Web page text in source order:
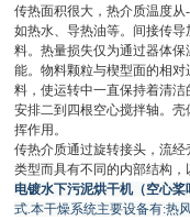
传热面积很大，热介质温度
如热水、导热油等。间接传
料。热量损失仅为通过器体
能。物料颗粒与楔型面的相
料，使运转中一直保持着清
安排二到四根空心搅拌轴。
挥作用。
传热介质通过旋转接头，流
类型而具有不同的内部结构，
电镀水下污泥烘干机（空心桨
式.本干燥系统主要设备有:热